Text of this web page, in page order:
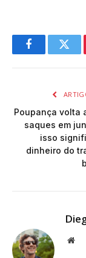
Facebook
Poupança volta
saques em
isso
dinheiro do